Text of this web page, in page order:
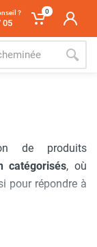
?
05
0
de produits
catégorisés, où
pour répondre à